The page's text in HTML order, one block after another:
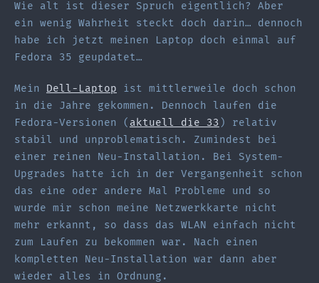
Wie alt ist dieser Spruch eigentlich? Aber
ein wenig Wahrheit steckt doch darin… dennoch
habe ich jetzt meinen Laptop doch einmal auf
Fedora 35 geupdatet…
Mein Dell-Laptop ist mittlerweile doch schon
in die Jahre gekommen. Dennoch laufen die
Fedora-Versionen ( aktuell die 33 ) relativ
stabil und unproblematisch. Zumindest bei
einer reinen Neu-Installation. Bei System-
Upgrades hatte ich in der Vergangenheit schon
das eine oder andere Mal Probleme und so
wurde mir schon meine Netzwerkkarte nicht
mehr erkannt, so dass das WLAN einfach nicht
zum Laufen zu bekommen war. Nach einen
kompletten Neu-Installation war dann aber
wieder alles in Ordnung.